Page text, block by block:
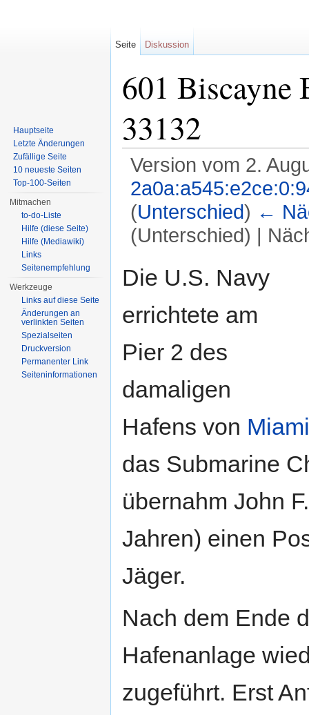
601
33132
Version vom 2.
(Unterschied) ←
(Unterschied) |
Die U.S. Navy
errichtete am
Pier 2 des
damaligen
Hafens von Miami
das Submarine
übernahm John
Jahren) einen
Jäger.
Nach dem Ende
Hafenanlage
zugeführt. Erst
Seite Diskussion
Hauptseite
Letzte Änderungen
Zufällige Seite
10 neueste Seiten
Top-100-Seiten
Mitmachen
to-do-Liste
Hilfe (diese Seite)
Hilfe (Mediawiki)
Links
Seitenempfehlung
Werkzeuge
Links auf diese Seite
Änderungen an
verlinkten Seiten
Spezialseiten
Druckversion
Permanenter Link
Seiteninformationen